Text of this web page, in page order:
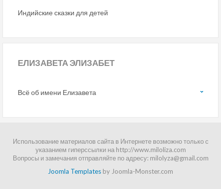
Индийские сказки для детей
ЕЛИЗАВЕТА ЭЛИЗАБЕТ
Всё об имени Елизавета
Использование материалов сайта в Интернете возможно только с
указанием гиперссылки на http://www.miloliza.com
Вопросы и замечания отправляйте по адресу: milolyza@gmail.com
Joomla Templates by Joomla-Monster.com